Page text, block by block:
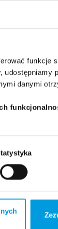
funkcje
danymi